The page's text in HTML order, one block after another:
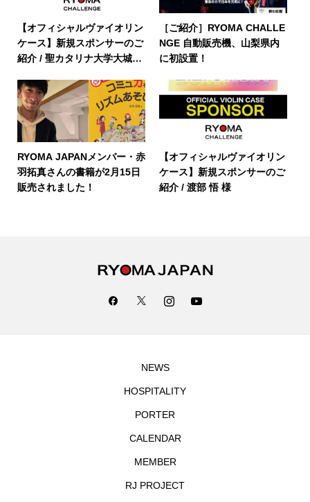
【オフィシャルヴァイオリン
ケース】新規スポンサーのご
紹介 / 聖カタリナ大学大城研
［ご紹介］RYOMA CHALLE
NGE 自動販売機、山梨県内
に初設置！
RYOMA JAPANメンバー・赤
羽拓真さんの書籍が2月15日
販売されました！
【オフィシャルヴァイオリン
ケース】新規スポンサーのご
紹介 / 渡部 悟 様
NEWS
HOSPITALITY
PORTER
CALENDAR
MEMBER
RJ PROJECT